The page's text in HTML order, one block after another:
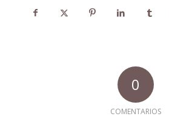
0
COMENTARIOS